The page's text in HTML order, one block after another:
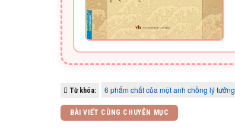
Từ khóa: 6 phẩm chất của một anh chồng lý tưởng
BÀI VIẾT CÙNG CHUYÊN MỤC